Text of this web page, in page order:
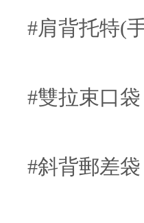
#肩背托特(
#雙拉束口
#斜背郵差